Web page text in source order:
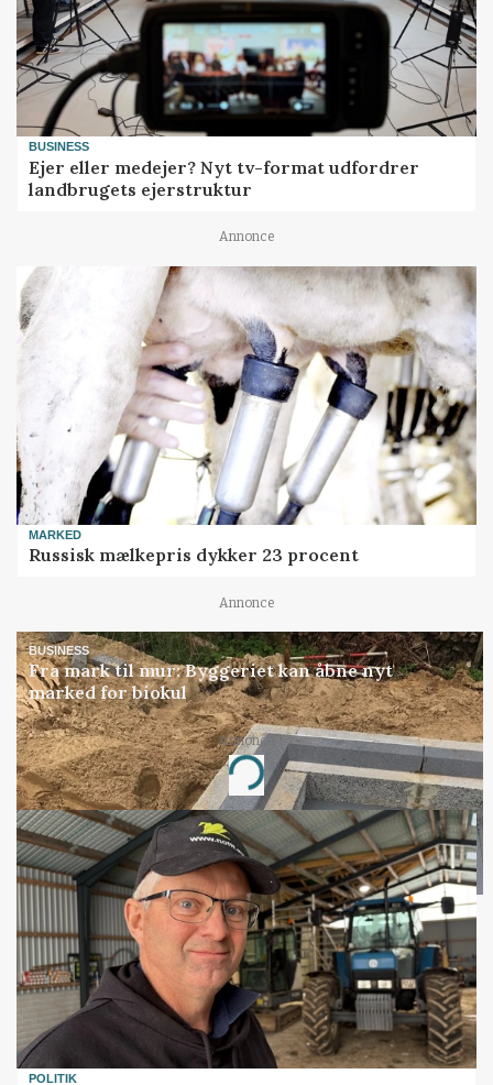
BUSINESS
Ejer eller medejer? Nyt tv-format udfordrer
landbrugets ejerstruktur
Annonce
MARKED
Russisk mælkepris dykker 23 procent
Annonce
BUSINESS
Fra mark til mur: Byggeriet kan åbne nyt
marked for biokul
Annonce
Loading...
POLITIK